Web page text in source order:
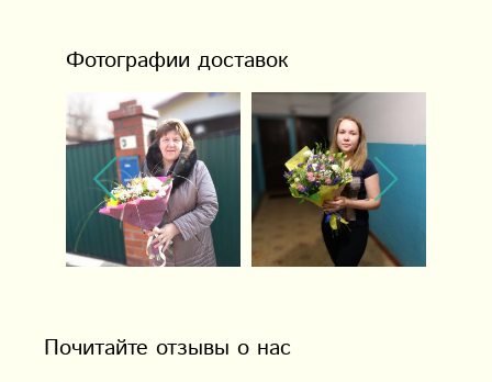
Фотографии доставок
Почитайте отзывы о нас